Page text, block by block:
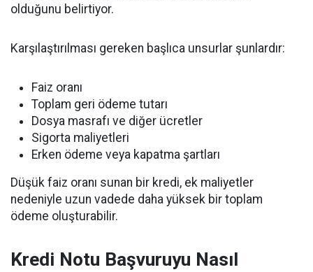
olduğunu belirtiyor.
Karşılaştırılması gereken başlıca unsurlar şunlardır:
Faiz oranı
Toplam geri ödeme tutarı
Dosya masrafı ve diğer ücretler
Sigorta maliyetleri
Erken ödeme veya kapatma şartları
Düşük faiz oranı sunan bir kredi, ek maliyetler
nedeniyle uzun vadede daha yüksek bir toplam
ödeme oluşturabilir.
Kredi Notu Başvuruyu Nasıl